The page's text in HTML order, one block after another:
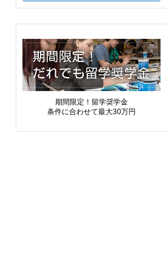
期間限定！留学奨学金
条件に合わせて最大30万円